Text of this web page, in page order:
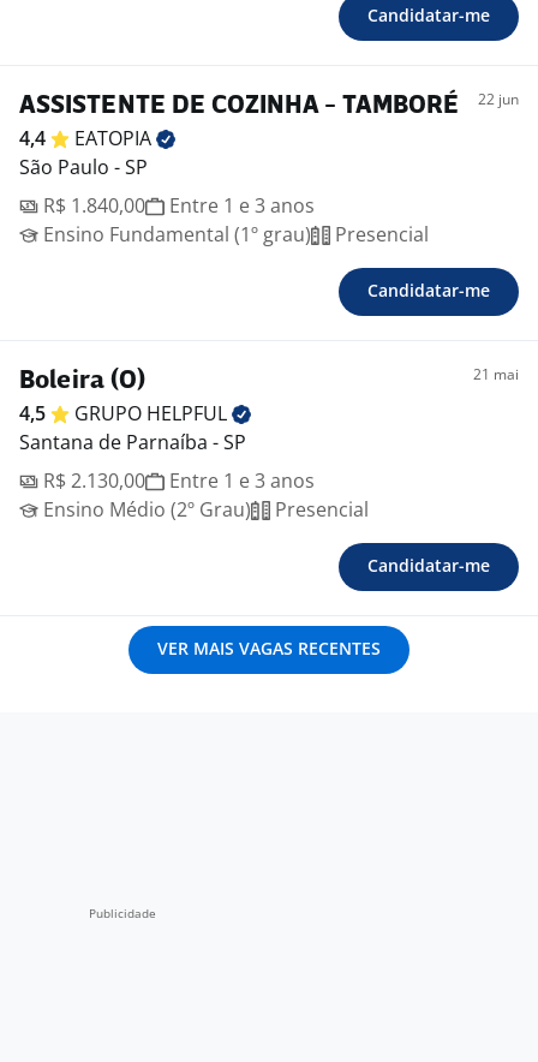
Candidatar-me
ASSISTENTE DE COZINHA - TAMBORÉ 22 jun
4,4
EATOPIA
São Paulo - SP
R$ 1.840,00
Entre 1 e 3 anos
Ensino Fundamental (1º grau)
Presencial
Candidatar-me
Boleira (O) 21 mai
4,5 GRUPO HELPFUL
Santana de Parnaíba - SP
R$ 2.130,00
Entre 1 e 3 anos
Ensino Médio (2º Grau)
Presencial
Candidatar-me
VER MAIS VAGAS RECENTES